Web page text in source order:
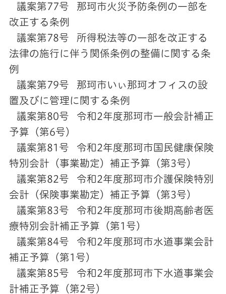
議案第77号 那珂市火災予防条例の一部を
改正する条例
議案第78号 所得税法等の一部を改正する
法律の施行に伴う関係条例の整備に関する条
例
議案第79号 那珂市いぃ那珂オフィスの設
置及びに管理に関する条例
議案第80号 令和2年度那珂市一般会計補正
予算（第6号）
議案第81号 令和2年度那珂市国民健康保険
特別会計（事業勘定）補正予算（第3号）
議案第82号 令和2年度那珂市介護保険特別
会計（保険事業勘定）補正予算（第3号）
議案第83号 令和2年度那珂市後期高齢者医
療特別会計補正予算（第1号）
議案第84号 令和2年度那珂市水道事業会計
補正予算（第1号）
議案第85号 令和2年度那珂市下水道事業会
計補正予算（第2号）